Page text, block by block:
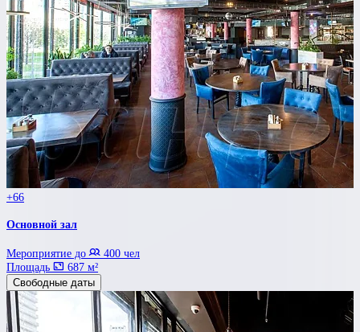
+66
Основной зал
Мероприятие до
400 чел
Площадь
687 м²
Свободные даты